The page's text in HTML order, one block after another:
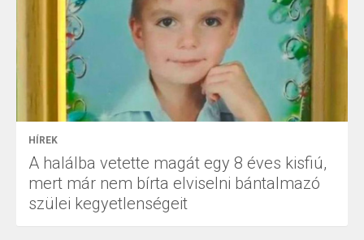
HÍREK
A halálba vetette magát egy 8 éves kisfiú,
mert már nem bírta elviselni bántalmazó
szülei kegyetlenségeit